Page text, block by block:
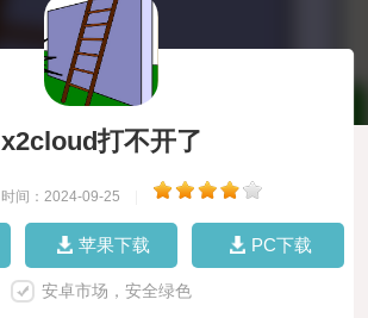
x2cloud打不开了
时间：2024-09-25
苹果下载 PC下载
安卓市场，安全绿色